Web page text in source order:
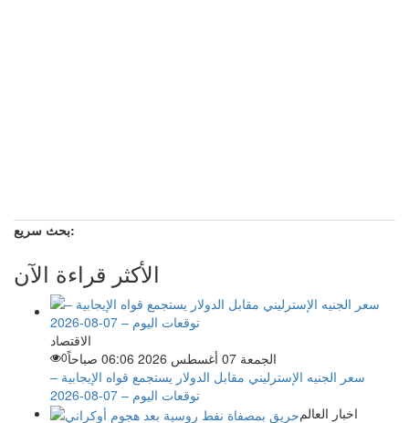
بحث سريع:
الأكثر قراءة الآن
الاقتصاد
الجمعة 07 أغسطس 2026 06:06 صباحاً
0
سعر الجنيه الإسترليني مقابل الدولار يستجمع قواه الإيجابية –
توقعات اليوم – 07-08-2026
اخبار العالم